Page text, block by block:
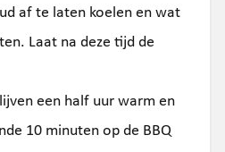
af te laten koelen en wat
Laat na deze tijd de
een half uur warm en
10 minuten op de BBQ